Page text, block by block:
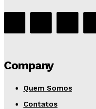
Company
Quem Somos
Contatos